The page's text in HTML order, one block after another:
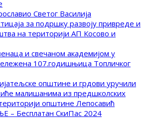
Светог Василија
за подршку развоју привреде и
на територији АП Косово и
и свечаном академијом у
107.годишњица Топличког
општине и грдови уручили
малишанима из предшколских
општине Лепосавић
Бесплатан СкиПас 2024